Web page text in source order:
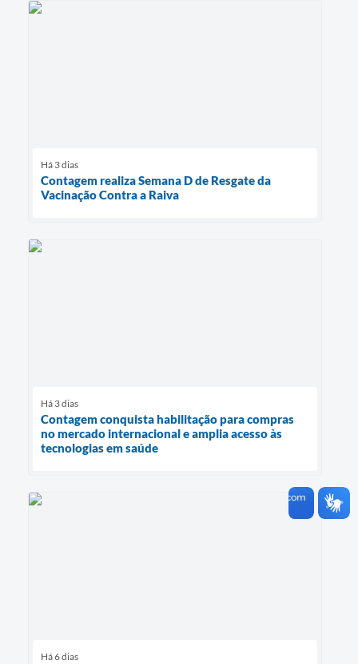
Há 3 dias
Contagem realiza Semana D de Resgate da
Vacinação Contra a Raiva
Há 3 dias
Contagem conquista habilitação para compras
no mercado internacional e amplia acesso às
tecnologias em saúde
Há 6 dias